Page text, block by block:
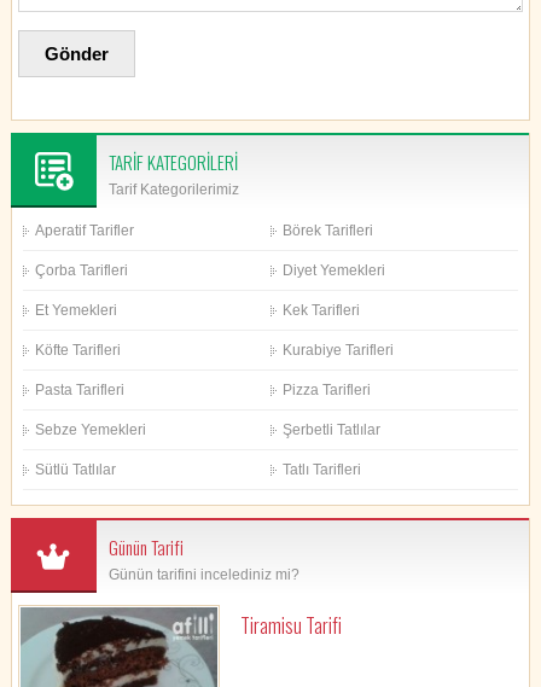
TARİF KATEGORİLERİ
Tarif Kategorilerimiz
Aperatif Tarifler Börek Tarifleri
Çorba Tarifleri Diyet Yemekleri
Et Yemekleri Kek Tarifleri
Köfte Tarifleri Kurabiye Tarifleri
Pasta Tarifleri Pizza Tarifleri
Sebze Yemekleri Şerbetli Tatlılar
Sütlü Tatlılar Tatlı Tarifleri
Günün Tarifi
Günün tarifini incelediniz mi?
Tiramisu Tarifi